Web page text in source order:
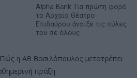
Alpha Bank: Για πρώτη φορά
το Αρχαίο Θέατρο
Επιδαύρου άνοιξε τις πύλες
του σε όλους